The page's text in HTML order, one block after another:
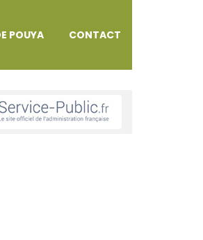
POUYA CONTACT